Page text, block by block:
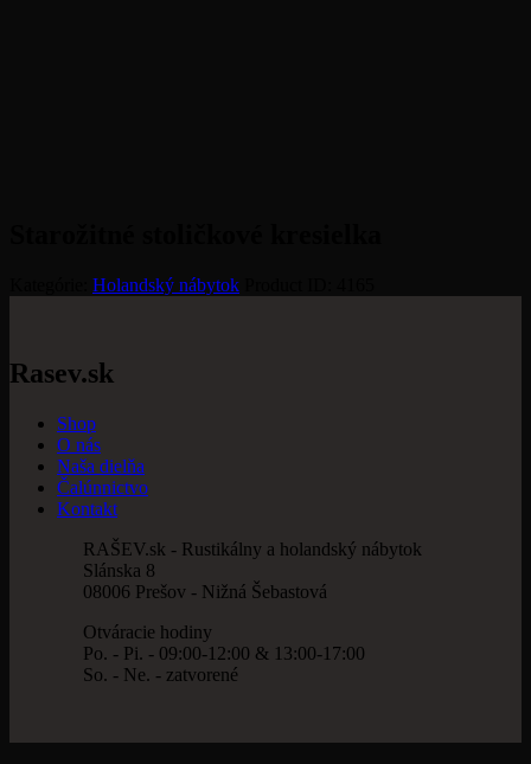
Holandský nábytok
Rasev.sk
Shop
O nás
Naša dielňa
Čalúnnictvo
Kontakt
RAŠEV.sk - Rustikálny a holandský nábytok
Slánska 8
08006 Prešov - Nižná Šebastová
Otváracie hodiny
Po. - Pi. - 09:00-12:00 & 13:00-17:00
So. - Ne. - zatvorené